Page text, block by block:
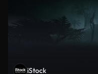
iStock